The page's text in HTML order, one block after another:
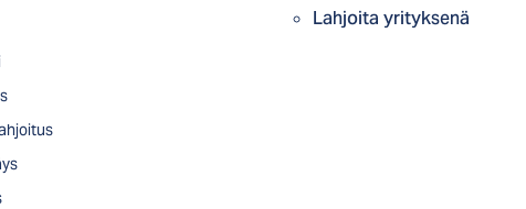
Lahjoita yrityksenä